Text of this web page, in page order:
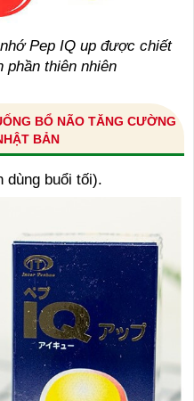
Pep IQ up được chiết
phần thiên nhiên
BỔ NÃO TĂNG CƯỜNG
BẢN
dùng buổi tối).